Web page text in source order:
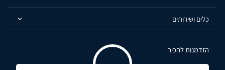
כלים ושירותים
הזדמנות להכיר